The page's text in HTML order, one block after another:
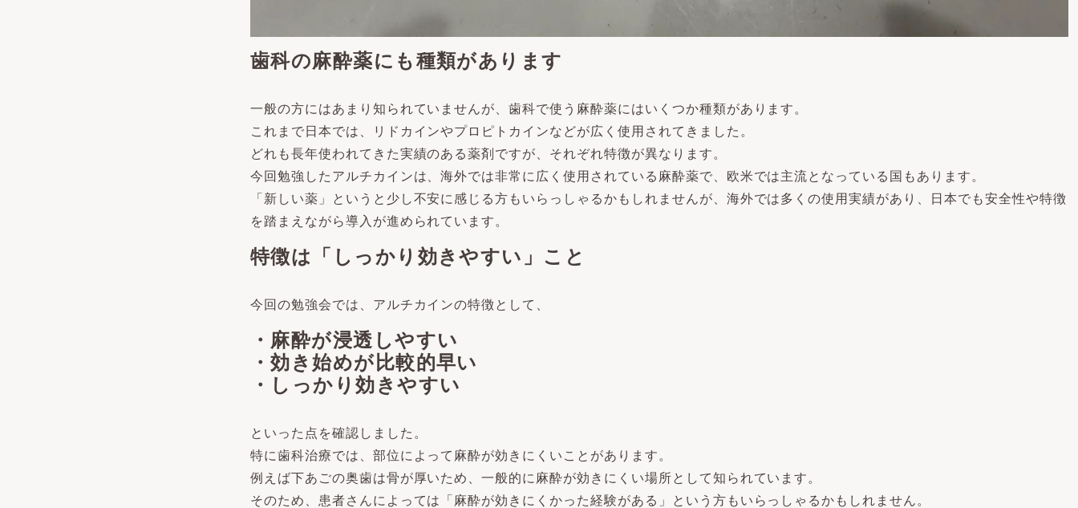
歯科の麻酔薬にも種類があります
一般の方にはあまり知られていませんが、歯科で使う麻酔薬にはいくつか種類があります。
これまで日本では、リドカインやプロピトカインなどが広く使用されてきました。
どれも長年使われてきた実績のある薬剤ですが、それぞれ特徴が異なります。
今回勉強したアルチカインは、海外では非常に広く使用されている麻酔薬で、欧米では主流となっている国もあります。
「新しい薬」というと少し不安に感じる方もいらっしゃるかもしれませんが、海外では多くの使用実績があり、日本でも安全性や特徴
を踏まえながら導入が進められています。
特徴は「しっかり効きやすい」こと
今回の勉強会では、アルチカインの特徴として、
・麻酔が浸透しやすい
・効き始めが比較的早い
・しっかり効きやすい
といった点を確認しました。
特に歯科治療では、部位によって麻酔が効きにくいことがあります。
例えば下あごの奥歯は骨が厚いため、一般的に麻酔が効きにくい場所として知られています。
そのため、患者さんによっては「麻酔が効きにくかった経験がある」という方もいらっしゃるかもしれません。